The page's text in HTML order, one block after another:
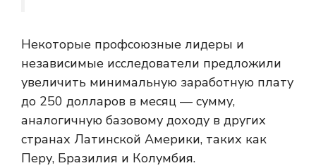
Некоторые профсоюзные лидеры и
независимые исследователи предложили
увеличить минимальную заработную плату
до 250 долларов в месяц — сумму,
аналогичную базовому доходу в других
странах Латинской Америки, таких как
Перу, Бразилия и Колумбия.